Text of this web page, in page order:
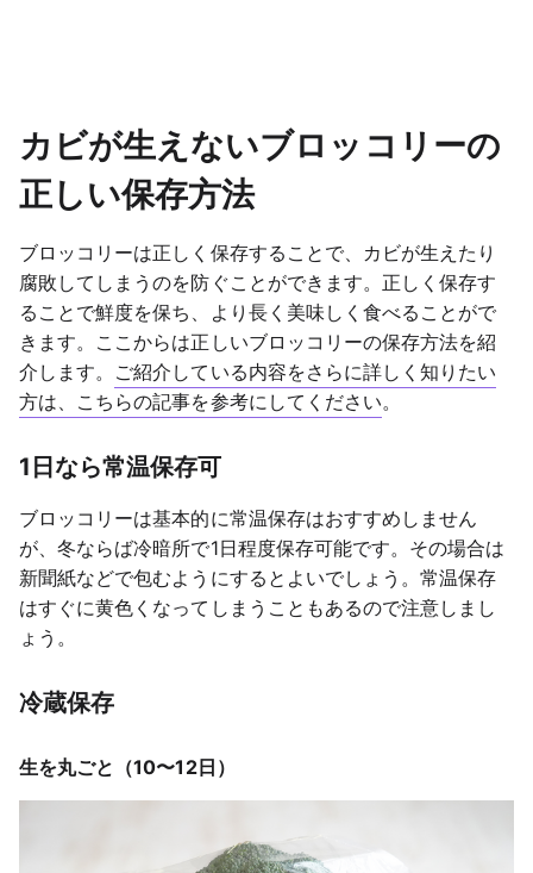
カビが生えないブロッコリーの
正しい保存方法
ブロッコリーは正しく保存することで、カビが生えたり
腐敗してしまうのを防ぐことができます。正しく保存す
ることで鮮度を保ち、より長く美味しく食べることがで
きます。ここからは正しいブロッコリーの保存方法を紹
介します。 ご紹介している内容をさらに詳しく知りたい
方は、こちらの記事を参考にしてください。
1日なら常温保存可
ブロッコリーは基本的に常温保存はおすすめしません
が、冬ならば冷暗所で1日程度保存可能です。その場合は
新聞紙などで包むようにするとよいでしょう。常温保存
はすぐに黄色くなってしまうこともあるので注意しまし
ょう。
冷蔵保存
生を丸ごと（10〜12日）